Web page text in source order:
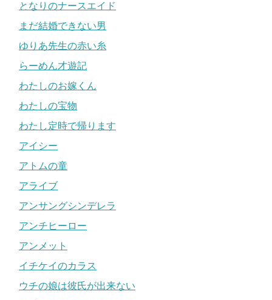
となりのナースエイド
まだ結婚できない男
ゆりあ先生の赤い糸
らーめん才遊記
わたしのお嫁くん
わたしの宝物
わたし定時で帰ります
アイシー
アトムの童
アライブ
アンサングシンデレラ
アンチヒーロー
アンメット
イチケイのカラス
ウチの娘は彼氏が出来ない